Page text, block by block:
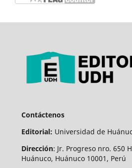
Contáctenos
Editorial: Universidad de
Dirección: Jr. Progreso nro. 650
Huánuco, Huánuco 10001, Perú